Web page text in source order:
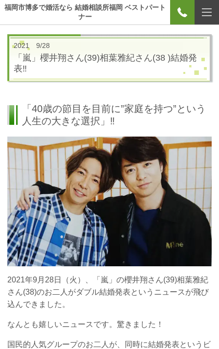
福岡市博多で婚活なら 結婚相談所福岡 ベストパート
ナー
2021 9/28
「嵐」櫻井翔さん(39)相葉雅紀さん(38 )結婚発
表‼
「40歳の節目を目前に”家庭を持つ”という
人生の大きな選択」‼
2021年9月28日（火）、「嵐」の櫻井翔さん(39)相葉雅紀
さん(38)のお二人がダブル結婚発表というニュースが飛び
込んできました。
なんとも嬉しいニュースです。驚きました！
国民的人気グループのお二人が、同時に結婚発表というビ